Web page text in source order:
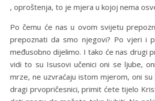
, oproštenja, to je mjera u kojoj nema
Po čemu će nas u ovom svijetu
prepoznati da smo njegovi? Po vjeri i
međusobno dijelimo. I tako će nas drugi
vidi to su Isusovi učenici oni se ljube,
mrze, ne uzvraćaju istom mjerom, oni
dragi prvopričesnici, primit ćete tijelo